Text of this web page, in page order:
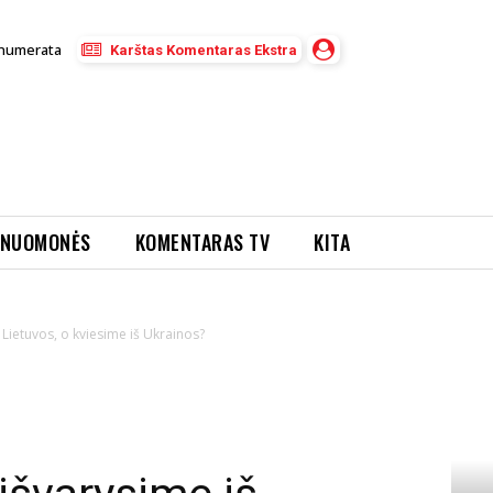
Karštas Komentaras Ekstra
NUOMONĖS KOMENTARAS TV KITA
o kviesime iš Ukrainos?